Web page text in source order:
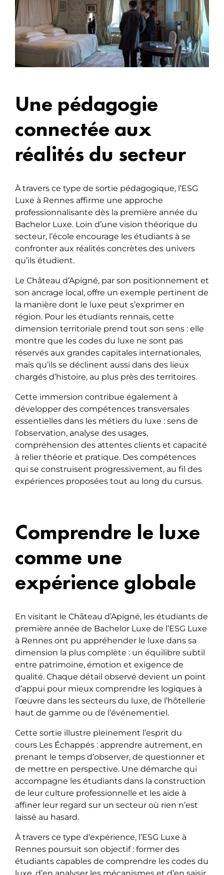
Une pédagogie
connectée aux
réalités du secteur
À travers ce type de sortie pédagogique, l’ESG
Luxe à Rennes affirme une approche
professionnalisante dès la première année du
Bachelor Luxe. Loin d’une vision théorique du
secteur, l’école encourage les étudiants à se
confronter aux réalités concrètes des univers
qu’ils étudient.
Le Château d’Apigné, par son positionnement et
son ancrage local, offre un exemple pertinent de
la manière dont le luxe peut s’exprimer en
région. Pour les étudiants rennais, cette
dimension territoriale prend tout son sens : elle
montre que les codes du luxe ne sont pas
réservés aux grandes capitales internationales,
mais qu’ils se déclinent aussi dans des lieux
chargés d’histoire, au plus près des territoires.
Cette immersion contribue également à
développer des compétences transversales
essentielles dans les métiers du luxe : sens de
l’observation, analyse des usages,
compréhension des attentes clients et capacité
à relier théorie et pratique. Des compétences
qui se construisent progressivement, au fil des
expériences proposées tout au long du cursus.
Comprendre le luxe
comme une
expérience globale
En visitant le Château d’Apigné, les étudiants de
première année de Bachelor Luxe de l’ESG Luxe
à Rennes ont pu appréhender le luxe dans sa
dimension la plus complète : un équilibre subtil
entre patrimoine, émotion et exigence de
qualité. Chaque détail observé devient un point
d’appui pour mieux comprendre les logiques à
l’œuvre dans les secteurs du luxe, de l’hôtellerie
haut de gamme ou de l’événementiel.
Cette sortie illustre pleinement l’esprit du
cours Les Échappés : apprendre autrement, en
prenant le temps d’observer, de questionner et
de mettre en perspective. Une démarche qui
accompagne les étudiants dans la construction
de leur culture professionnelle et les aide à
affiner leur regard sur un secteur où rien n’est
laissé au hasard.
À travers ce type d’expérience, l’ESG Luxe à
Rennes poursuit son objectif : former des
étudiants capables de comprendre les codes du